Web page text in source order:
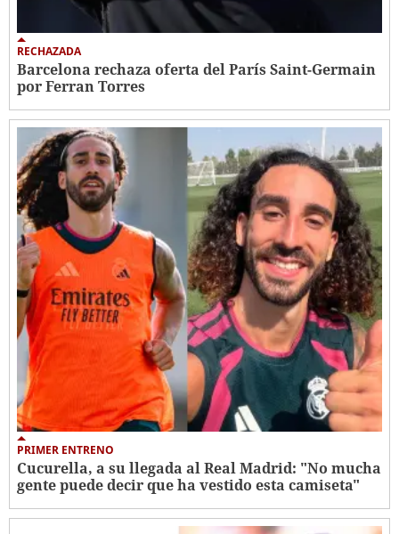
RECHAZADA
Barcelona rechaza oferta del París Saint-Germain
por Ferran Torres
PRIMER ENTRENO
Cucurella, a su llegada al Real Madrid: "No mucha
gente puede decir que ha vestido esta camiseta"